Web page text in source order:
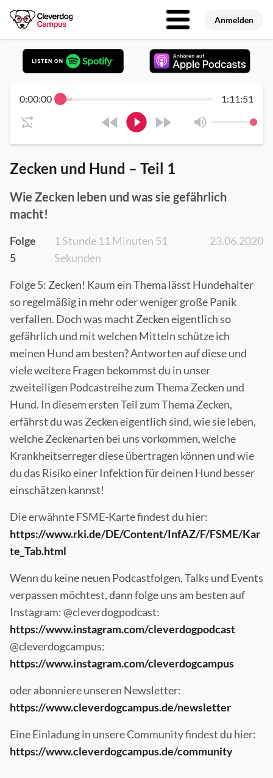
Anmelden
Zecken und Hund – Teil 1
Wie Zecken leben und was sie gefährlich
macht!
Folge
5
1 Stunde 11 Minuten 51
Sekunden
23.06.2020
Folge 5: Zecken! Kaum ein Thema lässt Hundehalter
so regelmäßig in mehr oder weniger große Panik
verfallen. Doch was macht Zecken eigentlich so
gefährlich und mit welchen Mitteln schütze ich
meinen Hund am besten? Antworten auf diese und
viele weitere Fragen bekommst du in unser
zweiteiligen Podcastreihe zum Thema Zecken und
Hund. In diesem ersten Teil zum Thema Zecken,
erfährst du was Zecken eigentlich sind, wie sie leben,
welche Zeckenarten bei uns vorkommen, welche
Krankheitserreger diese übertragen können und wie
du das Risiko einer Infektion für deinen Hund besser
einschätzen kannst!
Die erwähnte FSME-Karte findest du hier:
https://www.rki.de/DE/Content/InfAZ/F/FSME/Kar
te_Tab.html
Wenn du keine neuen Podcastfolgen, Talks und Events
verpassen möchtest, dann folge uns am besten auf
Instagram: @cleverdogpodcast:
https://www.instagram.com/cleverdogpodcast
@cleverdogcampus:
https://www.instagram.com/cleverdogcampus
oder abonniere unseren Newsletter:
https://www.cleverdogcampus.de/newsletter
Eine Einladung in unsere Community findest du hier:
https://www.cleverdogcampus.de/community
0:00:00 1:11:51